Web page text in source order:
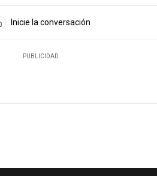
Inicie la conversación
PUBLICIDAD